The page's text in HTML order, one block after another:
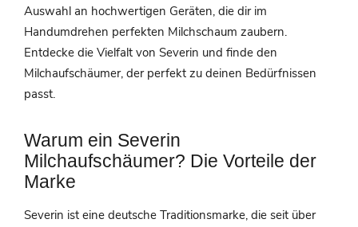
Auswahl an hochwertigen Geräten, die dir im
Handumdrehen perfekten Milchschaum zaubern.
Entdecke die Vielfalt von Severin und finde den
Milchaufschäumer, der perfekt zu deinen Bedürfnissen
passt.
Warum ein Severin
Milchaufschäumer? Die Vorteile der
Marke
Severin ist eine deutsche Traditionsmarke, die seit über